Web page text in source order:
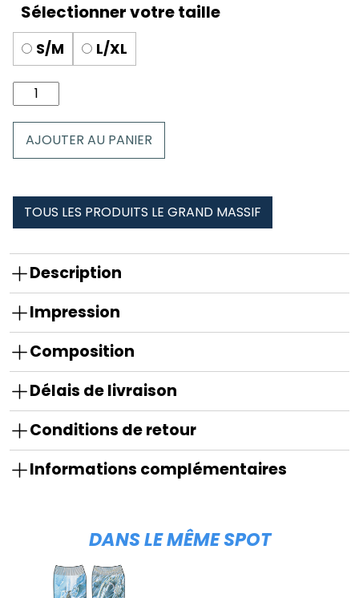
S/M L/XL
quantité
de
AJOUTER AU PANIER
TOUS LES PRODUITS LE GRAND MASSIF
Description
Impression
Composition
Délais de livraison
Conditions de retour
Informations complémentaires
DANS LE MÊME SPOT